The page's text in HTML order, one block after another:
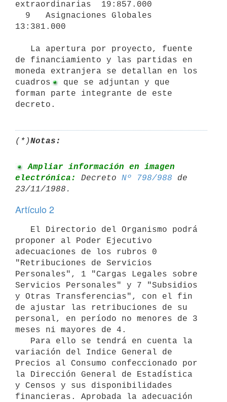
extraordinarias  19:857.000
13:381.000
de financiamiento y las partidas en
moneda extranjera se detallan en los
cuadros
que se adjuntan y que
forman parte integrante de este
decreto.
(*)Notas:
Ampliar información en imagen
electrónica:
Decreto Nº 798/988 de
Artículo 2
proponer al Poder Ejecutivo
adecuaciones de los rubros 0
"Retribuciones de Servicios
Personales", 1 "Cargas Legales sobre
Servicios Personales" y 7 "Subsidios
y Otras Transferencias", con el fin
de ajustar las retribuciones de su
personal, en período no menores de 3
meses ni mayores de 4.
variación del Indice General de
Precios al Consumo confeccionado por
la Dirección General de Estadística
y Censos y sus disponibilidades
financieras. Aprobada la adecuación